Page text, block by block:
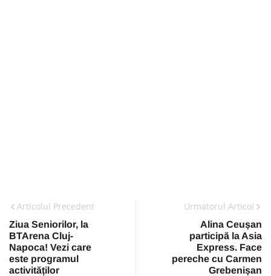
Articolul Precedent
Ziua Seniorilor, la
BTArena Cluj-
Napoca! Vezi care
este programul
activităților
Urmatorul Articol
Alina Ceușan
participă la Asia
Express. Face
pereche cu Carmen
Grebenișan